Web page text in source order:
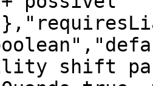
shift